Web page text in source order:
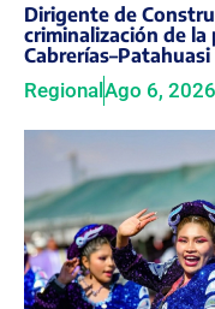
Dirigente de
criminalización de
Cabrerías–Patahuasi
RegionalAgo 6, 2026